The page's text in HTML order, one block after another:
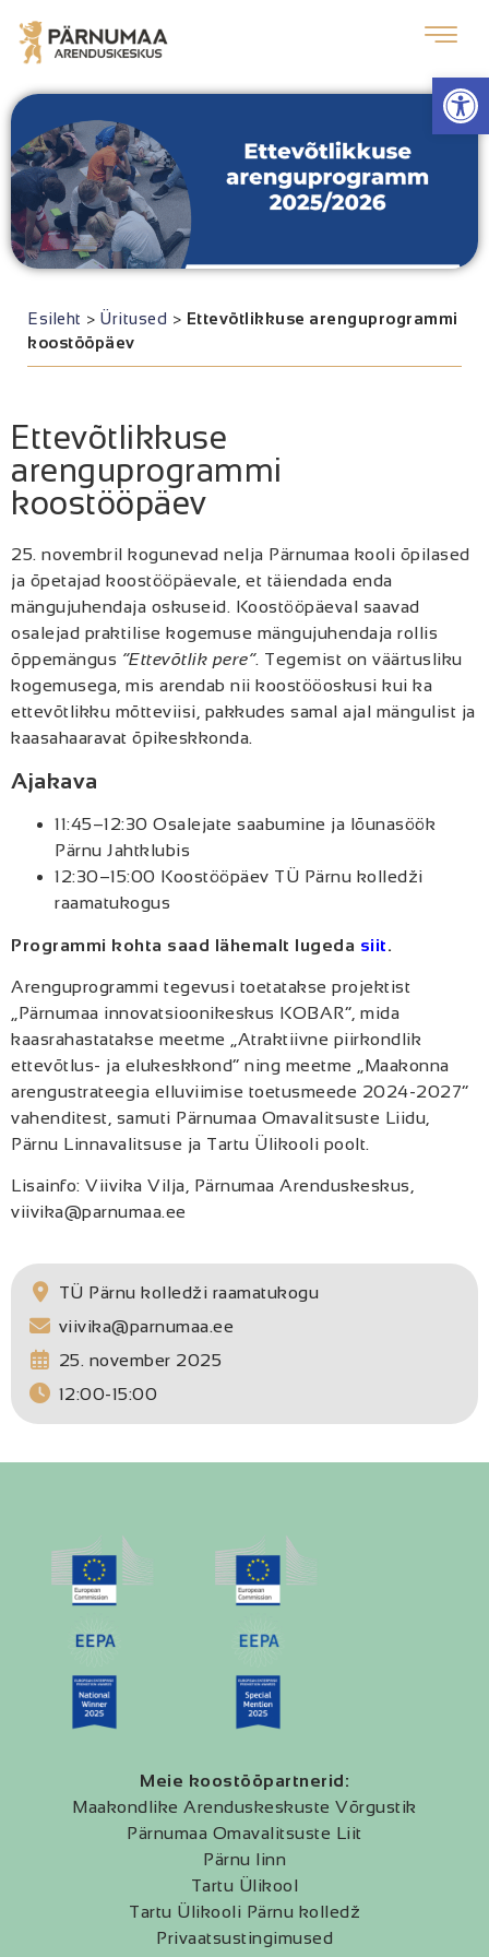
Esileht > Üritused > Ettevõtlikkuse arenguprogrammi
koostööpäev
Ettevõtlikkuse
arenguprogrammi
koostööpäev
25. novembril kogunevad nelja Pärnumaa kooli õpilased
ja õpetajad koostööpäevale, et täiendada enda
mängujuhendaja oskuseid. Koostööpäeval saavad
osalejad praktilise kogemuse mängujuhendaja rollis
õppemängus “Ettevõtlik pere”. Tegemist on väärtusliku
kogemusega, mis arendab nii koostööoskusi kui ka
ettevõtlikku mõtteviisi, pakkudes samal ajal mängulist ja
kaasahaaravat õpikeskkonda.
Ajakava
11:45–12:30 Osalejate saabumine ja lõunasöök
Pärnu Jahtklubis
12:30–15:00 Koostööpäev TÜ Pärnu kolledži
raamatukogus
Programmi kohta saad lähemalt lugeda siit.
Arenguprogrammi tegevusi toetatakse projektist
„Pärnumaa innovatsioonikeskus KOBAR”, mida
kaasrahastatakse meetme „Atraktiivne piirkondlik
ettevõtlus- ja elukeskkond” ning meetme „Maakonna
arengustrateegia elluviimise toetusmeede 2024-2027”
vahenditest, samuti Pärnumaa Omavalitsuste Liidu,
Pärnu Linnavalitsuse ja Tartu Ülikooli poolt.
Lisainfo: Viivika Vilja, Pärnumaa Arenduskeskus,
viivika@parnumaa.ee
TÜ Pärnu kolledži raamatukogu
viivika@parnumaa.ee
25. november 2025
12:00-15:00
Meie koostööpartnerid:
Maakondlike Arenduskeskuste Võrgustik
Pärnumaa Omavalitsuste Liit
Pärnu linn
Tartu Ülikool
Tartu Ülikooli Pärnu kolledž
Privaatsustingimused